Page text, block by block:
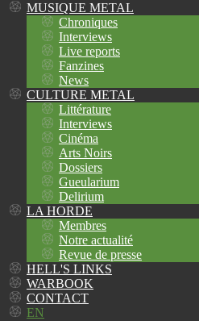
MUSIQUE METAL
Chroniques
Interviews
Live reports
Fanzines
News
CULTURE METAL
Littérature
Interviews
Cinéma
Arts Noirs
Dossiers
Gueularium
Delirium
LA HORDE
Membres
Notre actualité
Revue de presse
HELL'S LINKS
WARBOOK
CONTACT
EN